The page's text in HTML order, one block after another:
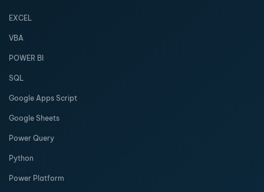
EXCEL
VBA
POWER BI
SQL
Google Apps Script
Google Sheets
Power Query
Python
Power Platform